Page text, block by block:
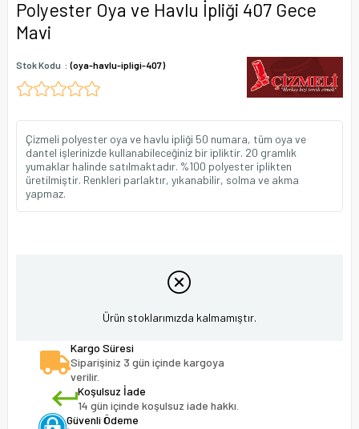
Polyester Oya ve Havlu İpliği 407 Gece
Mavi
Stok Kodu (oya-havlu-ipligi-407)
Çizmeli polyester oya ve havlu ipliği 50 numara, tüm oya ve
dantel işlerinizde kullanabileceğiniz bir ipliktir. 20 gramlık
yumaklar halinde satılmaktadır. %100 polyester iplikten
üretilmiştir. Renkleri parlaktır, yıkanabilir, solma ve akma
yapmaz.
Ürün stoklarımızda kalmamıştır.
Kargo Süresi
Siparişiniz 3 gün içinde kargoya
verilir.
Koşulsuz İade
14 gün içinde koşulsuz iade hakkı.
Güvenli Ödeme